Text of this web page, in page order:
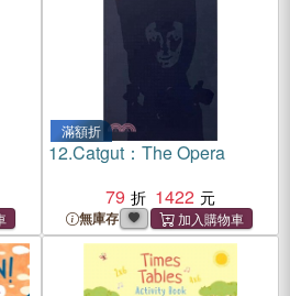
滿額折
12.Catgut：The Opera
79
1422
無庫存